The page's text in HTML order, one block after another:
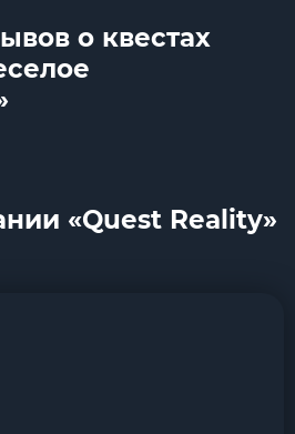
о квестах
«Quest Reality»